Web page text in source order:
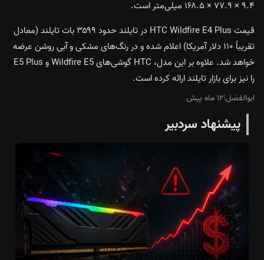
۹.۴ × ۷۷.۹ × ۱۶۸.۵ میلی‌متر است.
قیمت HTC Wildfire E4 Plus در تایلند حدود ۳۵۹۹ بات تایلند (معادل
تقریباً ۱۱۰ دلار آمریکا) اعلام شده و در رنگ‌های مشکی و آبی روشن عرضه
خواهد شد. علاوه بر این مدل، HTC گوشی‌های Wildfire E5 و E5 Plus
را نیز برای بازار تایلند ارائه کرده است.
ابوالفضل|۱۲ ماه پیش
پیشنهاد سردبیر